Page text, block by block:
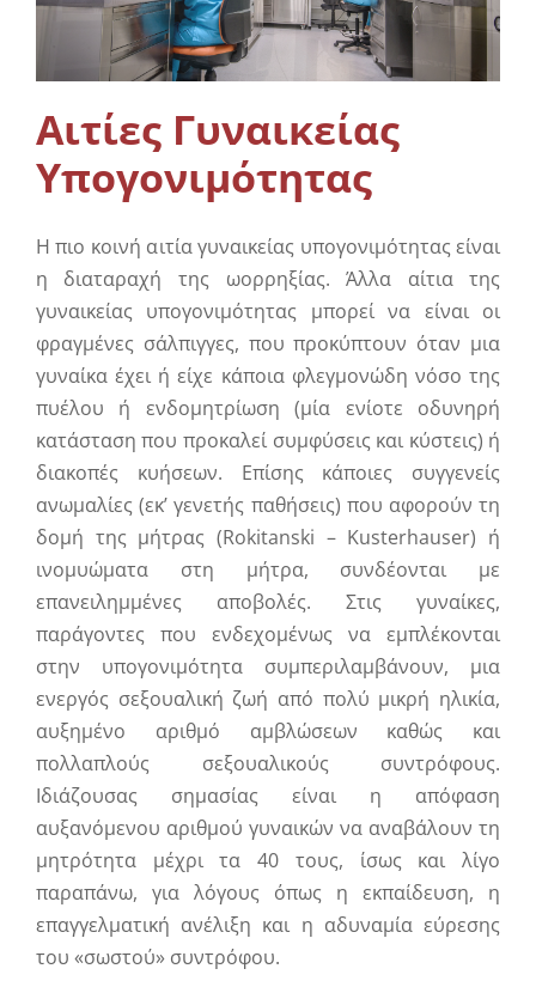
Πληροφορίες
Επικοινωνία
Αιτίες Γυναικείας
Υπογονιμότητας
Η πιο κοινή αιτία γυναικείας υπογονιμότητας είναι
η διαταραχή της ωορρηξίας. Άλλα αίτια της
γυναικείας υπογονιμότητας μπορεί να είναι οι
φραγμένες σάλπιγγες, που προκύπτουν όταν μια
γυναίκα έχει ή είχε κάποια φλεγμονώδη νόσο της
πυέλου ή ενδομητρίωση (μία ενίοτε οδυνηρή
κατάσταση που προκαλεί συμφύσεις και κύστεις) ή
διακοπές κυήσεων. Επίσης κάποιες συγγενείς
ανωμαλίες (εκ’ γενετής παθήσεις) που αφορούν τη
δομή της μήτρας (Rokitanski – Kusterhauser) ή
ινομυώματα στη μήτρα, συνδέονται με
επανειλημμένες αποβολές. Στις γυναίκες,
παράγοντες που ενδεχομένως να εμπλέκονται
στην υπογονιμότητα συμπεριλαμβάνουν, μια
ενεργός σεξουαλική ζωή από πολύ μικρή ηλικία,
αυξημένο αριθμό αμβλώσεων καθώς και
πολλαπλούς σεξουαλικούς συντρόφους.
Ιδιάζουσας σημασίας είναι η απόφαση
αυξανόμενου αριθμού γυναικών να αναβάλουν τη
μητρότητα μέχρι τα 40 τους, ίσως και λίγο
παραπάνω, για λόγους όπως η εκπαίδευση, η
επαγγελματική ανέλιξη και η αδυναμία εύρεσης
του «σωστού» συντρόφου.